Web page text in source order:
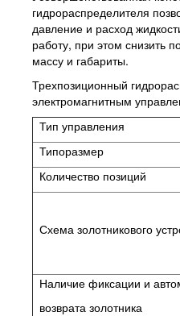
гидрораспределителя
давление и расход
работу, при этом снизить
массу и габариты.
Трехпозиционный
электромагнитным
Тип
Типоразмер
Количество позиций
Схема золотникового
Наличие фиксации и
возврата золотника